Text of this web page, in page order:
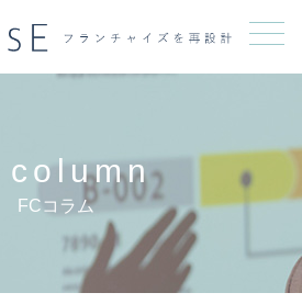
メニュー
column
FCコラム